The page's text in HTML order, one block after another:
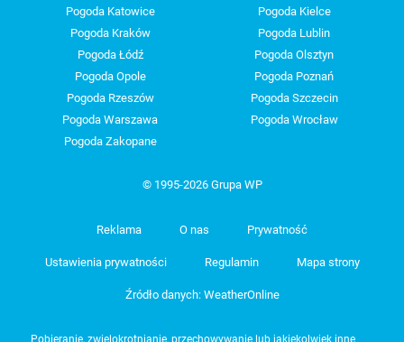
Pogoda Katowice
Pogoda Kielce
Pogoda Kraków
Pogoda Lublin
Pogoda Łódź
Pogoda Olsztyn
Pogoda Opole
Pogoda Poznań
Pogoda Rzeszów
Pogoda Szczecin
Pogoda Warszawa
Pogoda Wrocław
Pogoda Zakopane
© 1995-2026 Grupa WP
Reklama O nas Prywatność
Ustawienia prywatności Regulamin Mapa strony
Źródło danych: WeatherOnline
Pobieranie, zwielokrotnianie, przechowywanie lub jakiekolwiek inne